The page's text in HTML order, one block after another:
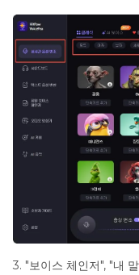
3. "보이스 체인저", "내